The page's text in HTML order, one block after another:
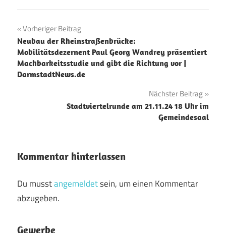
Beitragsnavigation
Vorheriger Beitrag
Neubau der Rheinstraßenbrücke:
Mobilitätsdezernent Paul Georg Wandrey präsentiert
Machbarkeitsstudie und gibt die Richtung vor |
DarmstadtNews.de
Nächster Beitrag
Stadtviertelrunde am 21.11.24 18 Uhr im
Gemeindesaal
Kommentar hinterlassen
Du musstangemeldetsein, um einen Kommentar
abzugeben.
Gewerbe